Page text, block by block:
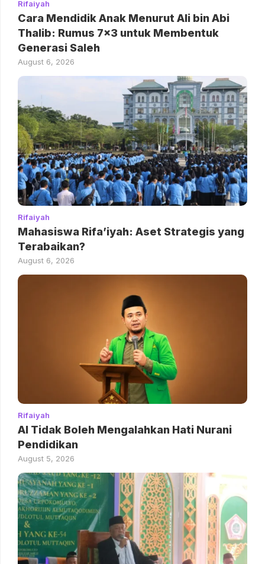
Rifaiyah
Cara Mendidik Anak Menurut Ali bin Abi
Thalib: Rumus 7×3 untuk Membentuk
Generasi Saleh
August 6, 2026
Rifaiyah
Mahasiswa Rifa’iyah: Aset Strategis yang
Terabaikan?
August 6, 2026
Rifaiyah
AI Tidak Boleh Mengalahkan Hati Nurani
Pendidikan
August 5, 2026